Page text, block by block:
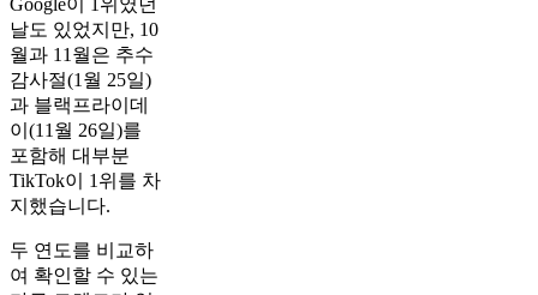
Google이 1위였던
날도 있었지만, 10
월과 11월은 추수
감사절(1월 25일)
과 블랙프라이데
이(11월 26일)를
포함해 대부분
TikTok이 1위를 차
지했습니다.
두 연도를 비교하
여 확인할 수 있는